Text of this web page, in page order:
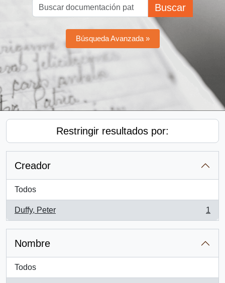
Buscar
Búsqueda Avanzada »
Restringir resultados por:
Creador
Todos
Duffy, Peter
, 1 resultados
1
Nombre
Todos